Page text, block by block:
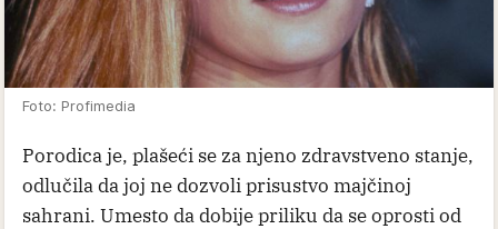
Foto: Profimedia
Porodica je, plašeći se za njeno zdravstveno stanje,
odlučila da joj ne dozvoli prisustvo majčinoj
sahrani. Umesto da dobije priliku da se oprosti od